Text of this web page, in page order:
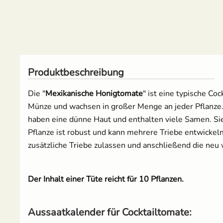
Produktbeschreibung
Die "Mexikanische Honigtomate" ist eine typische
Münze und wachsen in großer Menge an jeder
haben eine dünne Haut und enthalten viele Samen.
Pflanze ist robust und kann mehrere Triebe
zusätzliche Triebe zulassen und anschließend die
Der Inhalt einer Tüte reicht für 10 Pflanzen.
Aussaatkalender für Cocktailtomate:
Möhren
Paprika
Pastinake
Porree/ Lauch